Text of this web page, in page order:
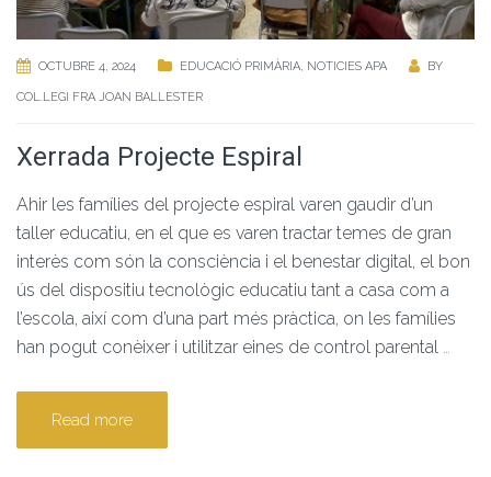
OCTUBRE 4, 2024 EDUCACIÓ PRIMÀRIA, NOTICIES APA BY
COL.LEGI FRA JOAN BALLESTER
Xerrada Projecte Espiral
Ahir les famílies del projecte espiral varen gaudir d’un
taller educatiu, en el que es varen tractar temes de gran
interès com són la consciència i el benestar digital, el bon
ús del dispositiu tecnològic educatiu tant a casa com a
l’escola, així com d’una part més pràctica, on les famílies
han pogut conèixer i utilitzar eines de control parental …
Read more